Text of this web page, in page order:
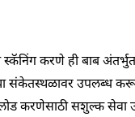
करणे ही बाब
संकेतस्थळावर उपलब्ध
करणेसाठी सशुल्क